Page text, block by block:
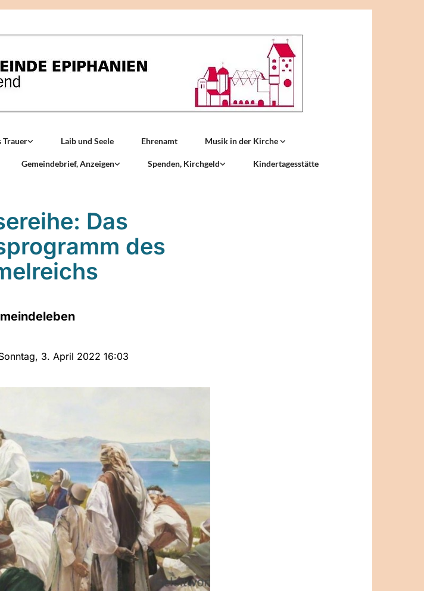
Trauer Laib und Seele Ehrenamt Musik in der Kirche
Gemeindebrief, Anzeigen Spenden, Kirchgeld Kindertagesstätte
Das
des
3. April 2022 16:03